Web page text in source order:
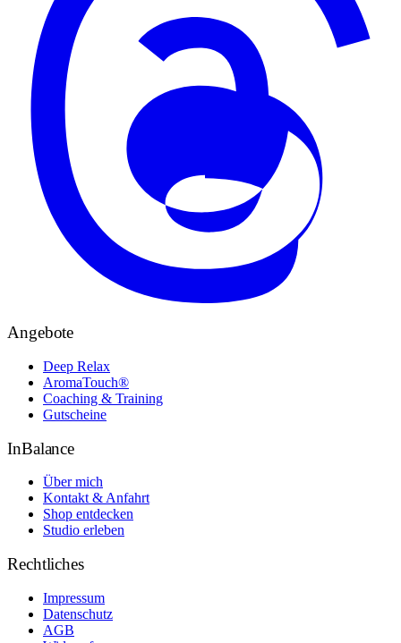
Angebote
Deep Relax
AromaTouch®
Coaching & Training
Gutscheine
InBalance
Über mich
Kontakt & Anfahrt
Shop entdecken
Studio erleben
Rechtliches
Impressum
Datenschutz
AGB